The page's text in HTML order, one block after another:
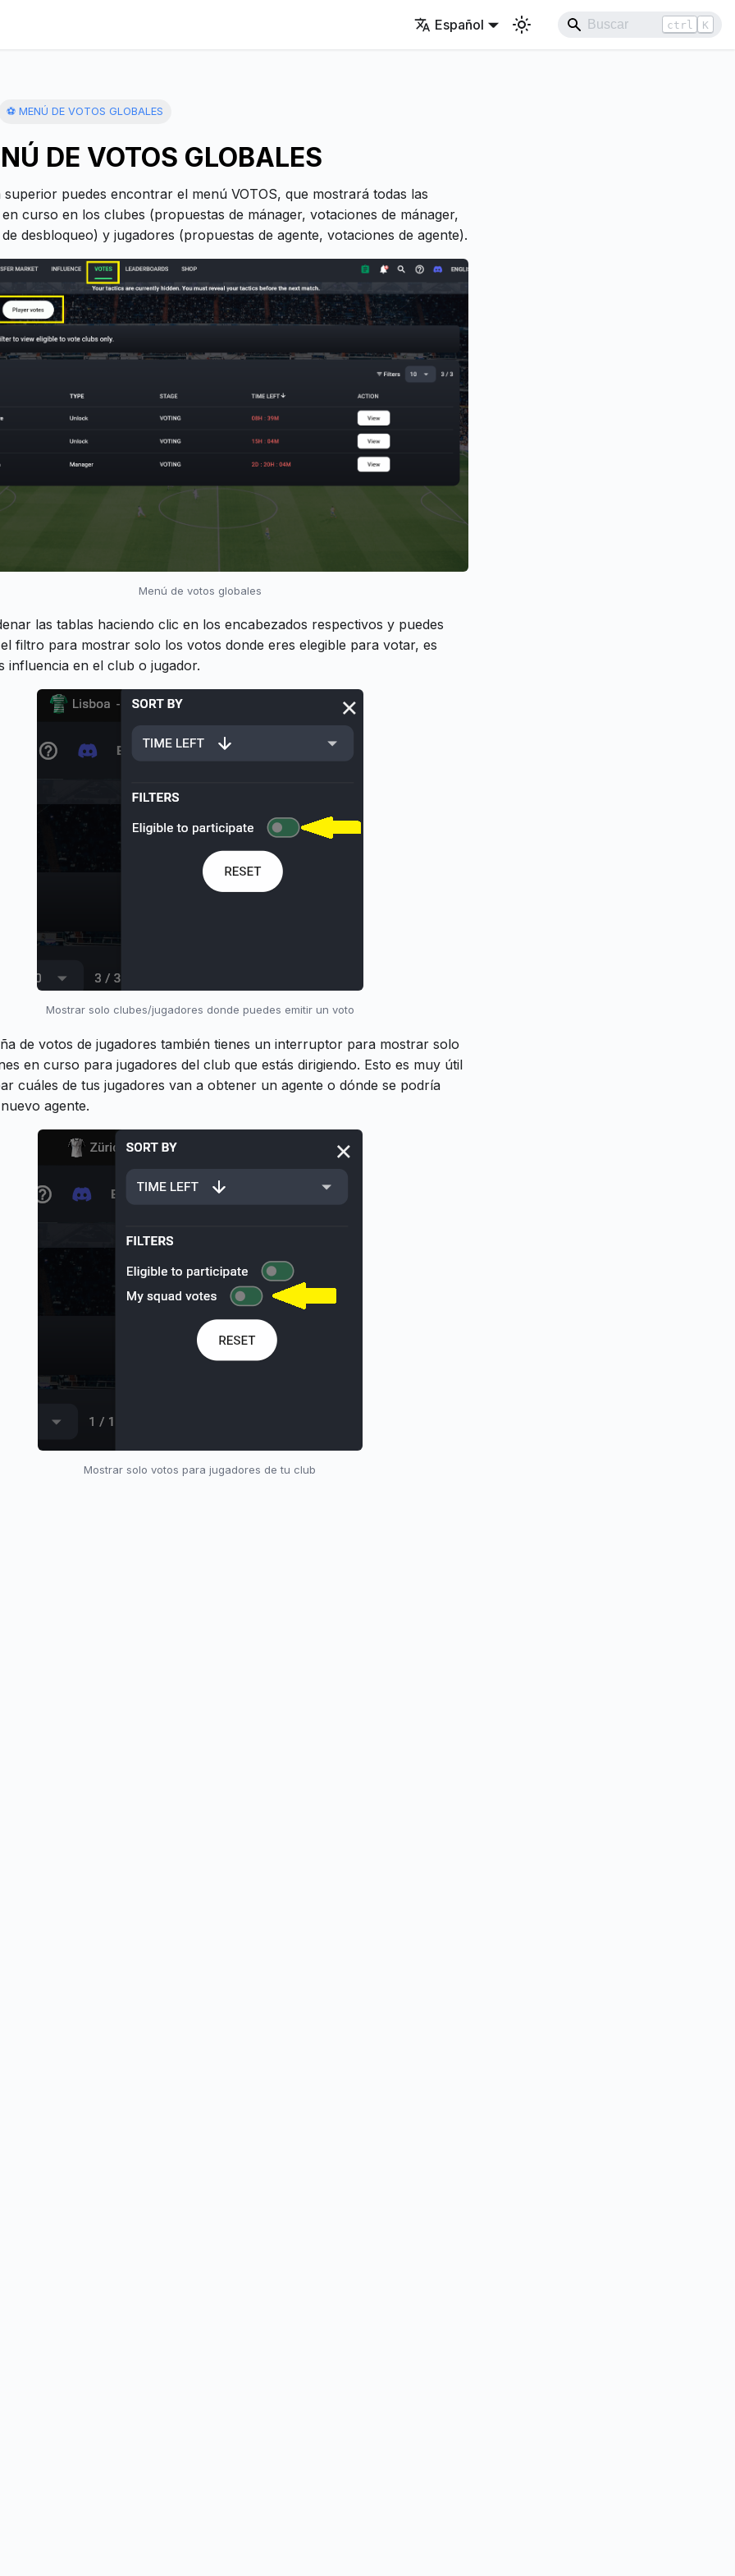
Español ctrl K
⚽ MENÚ DE VOTOS GLOBALES
DE VOTOS GLOBALES
superior puedes encontrar el menú VOTOS, que mostrará todas las
curso en los clubes (propuestas de mánager, votaciones de mánager,
desbloqueo) y jugadores (propuestas de agente, votaciones de agente).
Menú de votos globales
las tablas haciendo clic en los encabezados respectivos y puedes
filtro para mostrar solo los votos donde eres elegible para votar, es
influencia en el club o jugador.
Mostrar solo clubes/jugadores donde puedes emitir un voto
de votos de jugadores también tienes un interruptor para mostrar solo
en curso para jugadores del club que estás dirigiendo. Esto es muy útil
cuáles de tus jugadores van a obtener un agente o dónde se podría
agente.
Mostrar solo votos para jugadores de tu club